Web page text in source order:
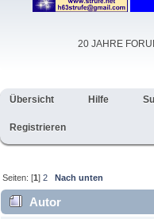
20 JAHRE
Übersicht Hilfe
Registrieren
Seiten: [1]2 Nach unten
Autor